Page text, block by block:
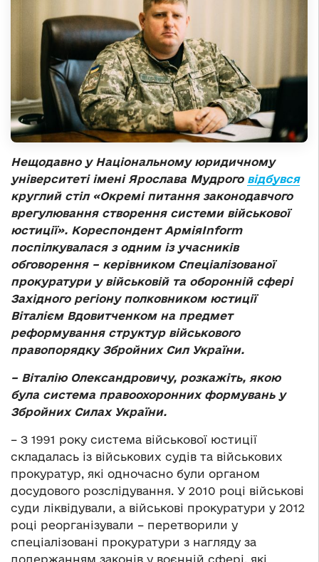
Нещодавно у Національному юридичному
університеті імені Ярослава Мудрого відбувся
круглий стіл «Окремі питання законодавчого
врегулювання створення системи військової
юстиції». Кореспондент АрміяInform
поспілкувалася з одним із учасників
обговорення – керівником Спеціалізованої
прокуратури у військовій та оборонній сфері
Західного регіону полковником юстиції
Віталієм Вдовитченком на предмет
реформування структур військового
правопорядку Збройних Сил України.
– Віталію Олександровичу, розкажіть, якою
була система правоохоронних формувань у
Збройних Силах України.
– З 1991 року система військової юстиції
складалась із військових судів та військових
прокуратур, які одночасно були органом
досудового розслідування. У 2010 році військові
суди ліквідували, а військові прокуратури у 2012
році реорганізували – перетворили у
спеціалізовані прокуратури з нагляду за
додержанням законів у воєнній сфері, які